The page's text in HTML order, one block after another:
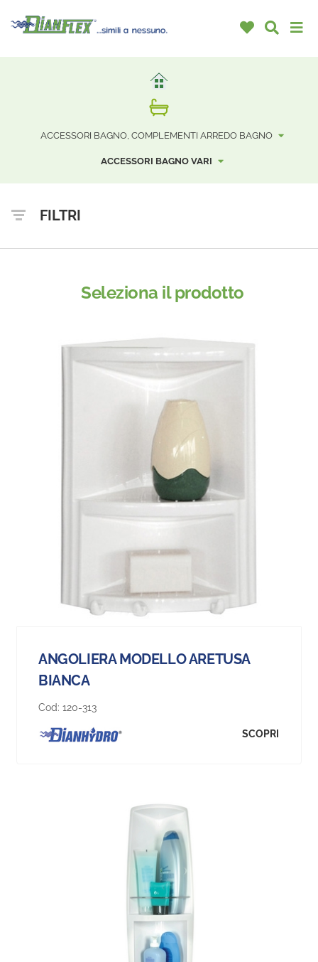
ACCESSORI BAGNO, COMPLEMENTI ARREDO BAGNO
ACCESSORI BAGNO VARI
FILTRI
Seleziona il prodotto
ANGOLIERA MODELLO ARETUSA
BIANCA
Cod: 120-313
SCOPRI